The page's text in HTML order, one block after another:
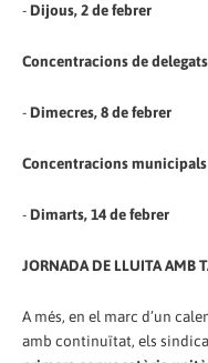
- Dijous, 2 de febrer
Concentracions de
- Dimecres, 8 de febrer
Concentracions
- Dimarts, 14 de febrer
JORNADA DE LLUITA AMB
A més, en el marc d’un
amb continuïtat, els